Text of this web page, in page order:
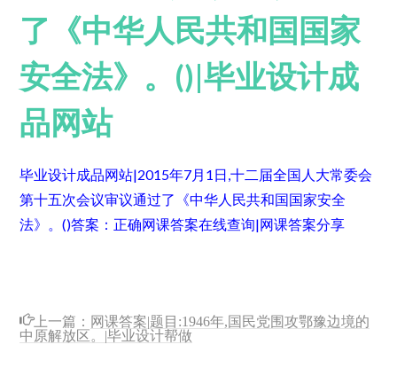
了《中华人民共和国国家
安全法》。()|毕业设计成
品网站
毕业设计成品网站|2015年7月1日,十二届全国人大常委会
第十五次会议审议通过了《中华人民共和国国家安全
法》。()答案：正确网课答案在线查询|网课答案分享
上一篇： 网课答案|题目:1946年,国民党围攻鄂豫边境的
中原解放区。|毕业设计帮做